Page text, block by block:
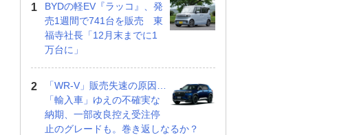
BYDの軽EV『ラッコ』、発
売1週間で741台を販売 東
福寺社長「12月末までに1
万台に」
「WR-V」販売失速の原因…
「輸入車」ゆえの不確実な
納期、一部改良控え受注停
止のグレードも。巻き返しなるか？